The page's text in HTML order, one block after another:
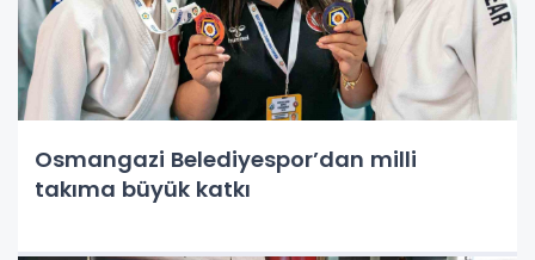
Osmangazi Belediyespor’dan milli
takıma büyük katkı